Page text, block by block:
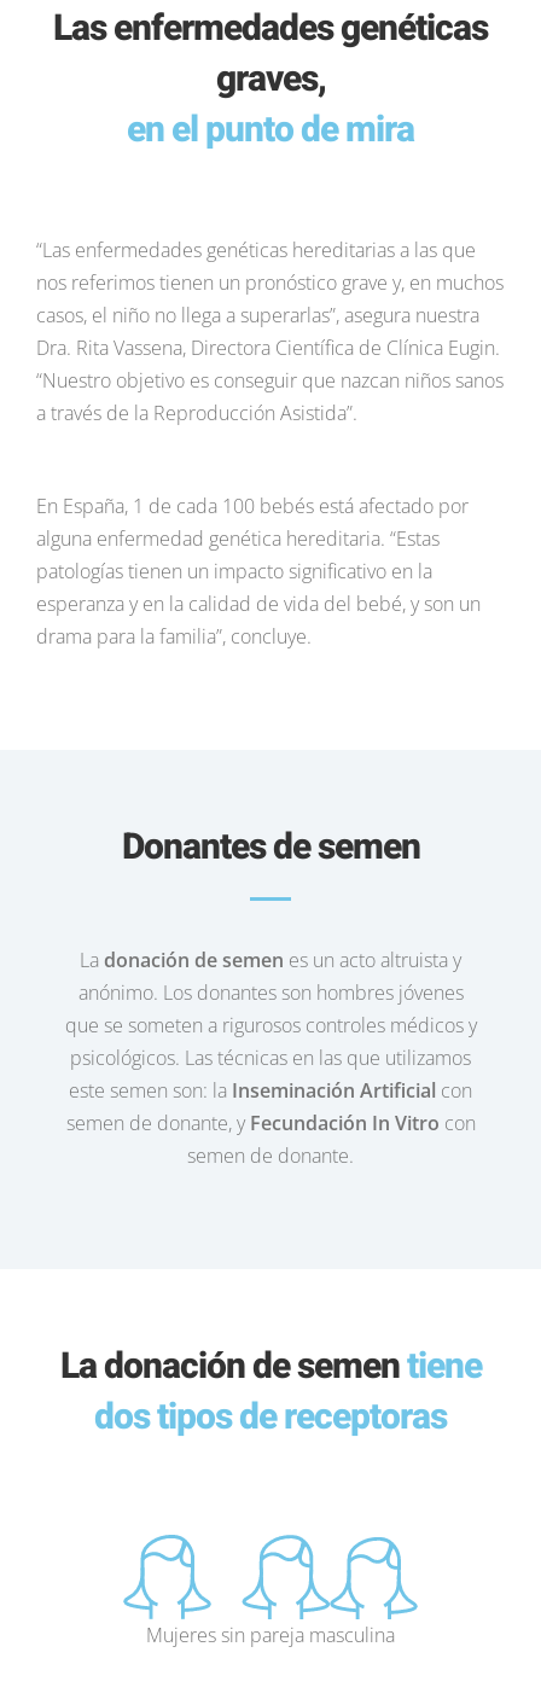
Las enfermedades genéticas
graves,
en el punto de mira
“Las enfermedades genéticas hereditarias a las que
nos referimos tienen un pronóstico grave y, en muchos
casos, el niño no llega a superarlas”, asegura nuestra
Dra. Rita Vassena, Directora Científica de Clínica Eugin.
“Nuestro objetivo es conseguir que nazcan niños sanos
a través de la Reproducción Asistida”.
En España, 1 de cada 100 bebés está afectado por
alguna enfermedad genética hereditaria. “Estas
patologías tienen un impacto significativo en la
esperanza y en la calidad de vida del bebé, y son un
drama para la familia”, concluye.
Donantes de semen
La donación de semen es un acto altruista y
anónimo. Los donantes son hombres jóvenes
que se someten a rigurosos controles médicos y
psicológicos. Las técnicas en las que utilizamos
este semen son: la Inseminación Artificial con
semen de donante, y Fecundación In Vitro con
semen de donante.
La donación de sementiene
dos tipos de receptoras
Mujeres sin pareja masculina